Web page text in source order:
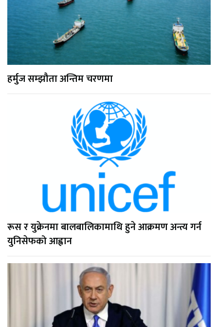
हर्मुज सम्झौता अन्तिम चरणमा
रूस र युक्रेनमा बालबालिकामाथि हुने आक्रमण अन्त्य गर्न
युनिसेफको आह्वान